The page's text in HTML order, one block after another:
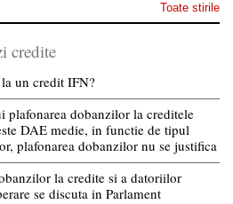
Toate stirile
credite
un credit IFN?
plafonarea dobanzilor la creditele
DAE medie, in functie de tipul
plafonarea dobanzilor nu se justifica
la credite si a datoriilor
se discuta in Parlament